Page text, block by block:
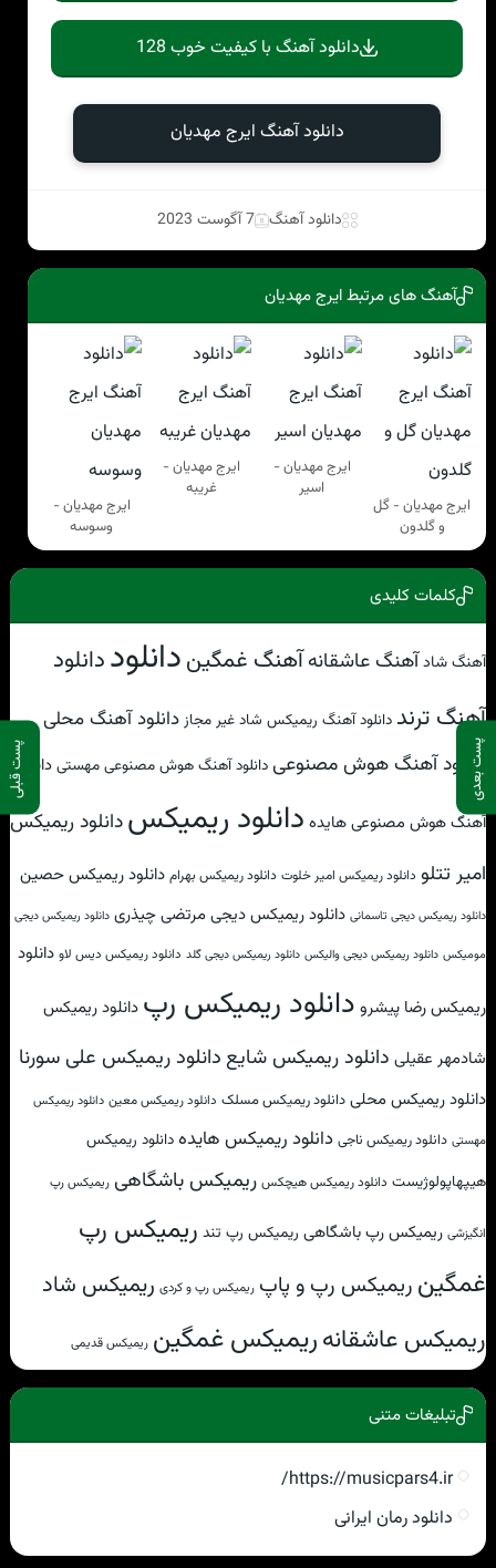
پست بعدی پست قبلی
دانلود آهنگ با کیفیت خوب 128
دانلود آهنگ ایرج مهدیان
دانلود آهنگ 7 آگوست 2023
آهنگ های مرتبط ایرج مهدیان
ایرج مهدیان - گل
و گلدون
ایرج مهدیان -
اسیر
ایرج مهدیان -
غریبه
ایرج مهدیان -
وسوسه
کلمات کلیدی
آهنگ شادآهنگ عاشقانهآهنگ غمگیندانلوددانلود
آهنگ ترند دانلود آهنگ ریمیکس شاد غیر مجاز دانلود آهنگ محلی
دانلود آهنگ هوش مصنوعیدانلود آهنگ هوش مصنوعی مهستیدانلود
آهنگ هوش مصنوعی هایده دانلود ریمیکسدانلود ریمیکس
امیر تتلو دانلود ریمیکس امیر خلوت دانلود ریمیکس بهرام دانلود ریمیکس حصین
دانلود ریمیکس دیجی تاسمانی دانلود ریمیکس دیجی مرتضی چیذری دانلود ریمیکس دیجی
مومیکس دانلود ریمیکس دیجی والیکس دانلود ریمیکس دیجی گلد دانلود ریمیکس دیس لاو دانلود
ریمیکس رضا پیشرو دانلود ریمیکس رپ دانلود ریمیکس
شادمهر عقیلی دانلود ریمیکس شایع دانلود ریمیکس علی سورنا
دانلود ریمیکس محلی دانلود ریمیکس مسلک دانلود ریمیکس معین دانلود ریمیکس
مهستی دانلود ریمیکس ناجی دانلود ریمیکس هایدهدانلود ریمیکس
هیپهاپولوژیست دانلود ریمیکس هیچکس ریمیکس باشگاهی ریمیکس رپ
انگیزشی ریمیکس رپ باشگاهی ریمیکس رپ تند ریمیکس رپ
غمگین ریمیکس رپ و پاپ ریمیکس رپ و کردی ریمیکس شاد
ریمیکس عاشقانهریمیکس غمگین ریمیکس قدیمی
تبلیغات متنی
https://musicpars4.ir/
دانلود رمان ایرانی